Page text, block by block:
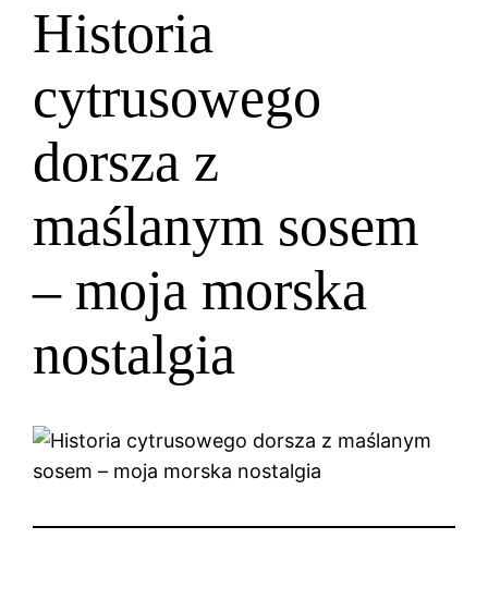
Historia
cytrusowego
dorsza z
maślanym sosem
– moja morska
nostalgia